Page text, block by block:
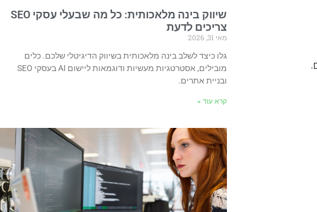
שיווק בינה מלאכותית: כל מה שבעלי עסקי SEO
צריכים לדעת
מאי 31, 2026
גלו כיצד לשלב בינה מלאכותית בשיווק הדיגיטלי שלכם. כלים
מובילים, אסטרטגיות מעשיות ודוגמאות ליישום AI בעסקי SEO
ובניית אתרים.
קרא עוד »